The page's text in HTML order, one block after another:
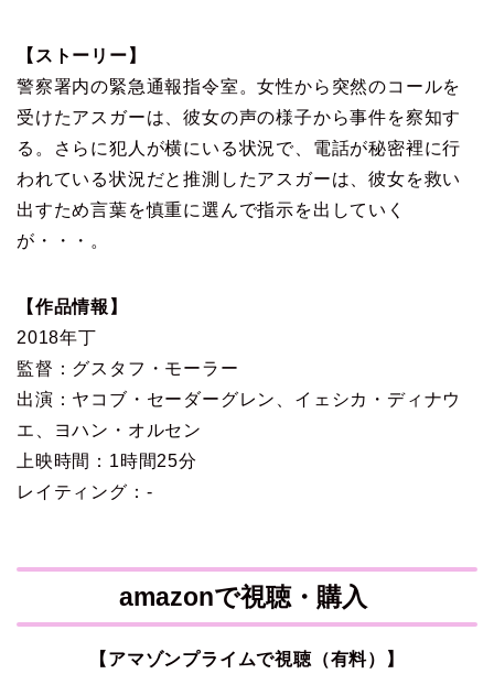
【ストーリー】
警察署内の緊急通報指令室。女性から突然のコールを
受けたアスガーは、彼女の声の様子から事件を察知す
る。さらに犯人が横にいる状況で、電話が秘密裡に行
われている状況だと推測したアスガーは、彼女を救い
出すため言葉を慎重に選んで指示を出していく
が・・・。
【作品情報】
2018年丁
監督：グスタフ・モーラー
出演：ヤコブ・セーダーグレン、イェシカ・ディナウ
エ、ヨハン・オルセン
上映時間：1時間25分
レイティング：-
amazonで視聴・購入
【アマゾンプライムで視聴（有料）】